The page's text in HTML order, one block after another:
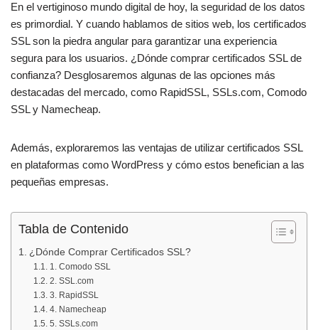
c
e
b
o
o
at
s
A
p
p
m
p
ar
tir
En el vertiginoso mundo digital de hoy, la seguridad de los datos
es primordial. Y cuando hablamos de sitios web, los certificados
SSL son la piedra angular para garantizar una experiencia
segura para los usuarios. ¿Dónde comprar certificados SSL de
confianza? Desglosaremos algunas de las opciones más
destacadas del mercado, como RapidSSL, SSLs.com, Comodo
SSL y Namecheap.
Además, exploraremos las ventajas de utilizar certificados SSL
en plataformas como WordPress y cómo estos benefician a las
pequeñas empresas.
Tabla de Contenido
¿Dónde Comprar Certificados SSL?
1. Comodo SSL
2. SSL.com
3. RapidSSL
4. Namecheap
5. SSLs.com